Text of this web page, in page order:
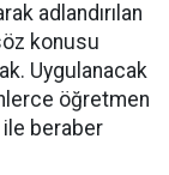
adlandırılan
konusu
Uygulanacak
öğretmen
ile beraber